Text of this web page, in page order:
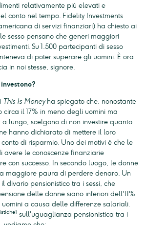
relativamente più elevati e
conto nel tempo. Fidelity Investments
di servizi finanziari) ha chiesto ai
sesso pensano che generi maggiori
Su 1.500 partecipanti di sesso
di poter superare gli uomini. È ora
in noi stesse, signore.
This Is Moneyha spiegato che, nonostante
il 17% in meno degli uomini ma
lungo, scelgono di non investire quanto
hanno dichiarato di mettere il loro
di risparmio. Uno dei motivi è che le
avere le conoscenze finanziarie
con successo. In secondo luogo, le donne
maggiore paura di perdere denaro. Un
divario pensionistico tra i sessi, che
delle donne siano inferiori dell'11%
a causa delle differenze salariali.
sull'uguaglianza pensionistica tra i